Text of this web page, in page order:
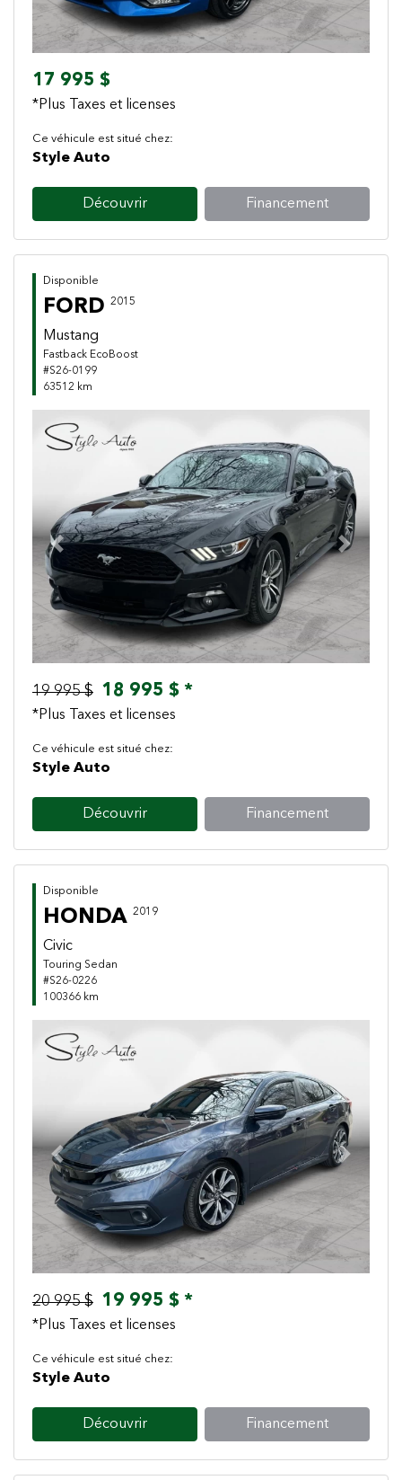
17 995 $
*Plus Taxes et licenses
Ce véhicule est situé chez:
Style Auto
Découvrir Financement
Disponible
FORD 2015
Mustang
Fastback EcoBoost
#S26-0199
63512 km
Previous Next
19 995 $ 18 995 $ *
*Plus Taxes et licenses
Ce véhicule est situé chez:
Style Auto
Découvrir Financement
Disponible
HONDA 2019
Civic
Touring Sedan
#S26-0226
100366 km
Previous Next
20 995 $ 19 995 $ *
*Plus Taxes et licenses
Ce véhicule est situé chez:
Style Auto
Découvrir Financement